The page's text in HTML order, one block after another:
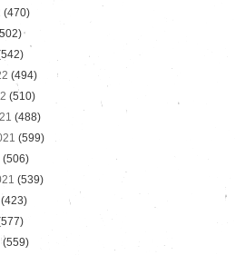
(470)
(494)
(510)
(488)
(599)
(506)
(539)
(423)
(559)